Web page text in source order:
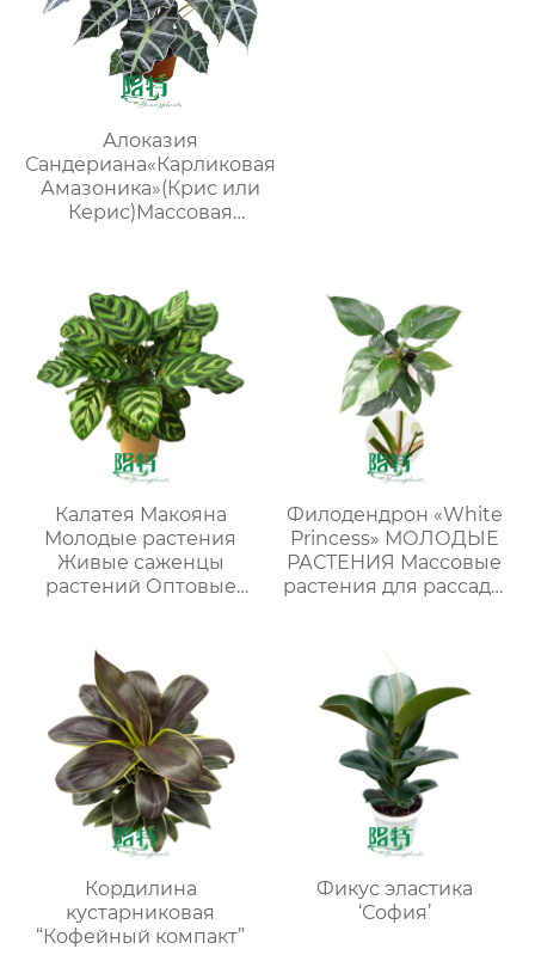
Алоказия
Сандериана«Карликовая
Амазоника»(Крис или
Керис)Массовая
Калатея Макояна
Молодые растения
Живые саженцы
растений Оптовые
Филодендрон «White
Princess» МОЛОДЫЕ
РАСТЕНИЯ Массовые
растения для рассады
Кордилина
кустарниковая
“Кофейный компакт”
Фикус эластика
‘София’